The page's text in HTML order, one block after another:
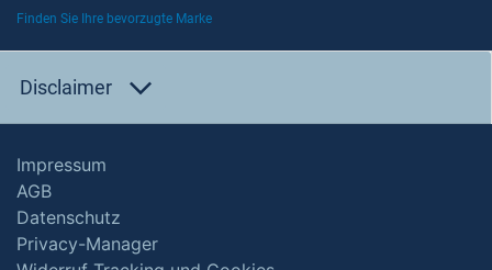
Finden Sie Ihre bevorzugte Marke
Disclaimer
Impressum
AGB
Datenschutz
Privacy-Manager